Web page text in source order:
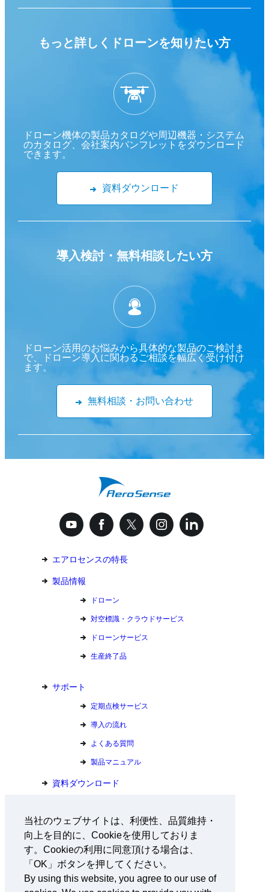
当社のウェブサイトは、利便性、品質維持・
向上を目的に、Cookieを使用しておりま
す。Cookieの利用に同意頂ける場合は、
「OK」ボタンを押してください。
By using this website, you agree to our use of
もっと詳しくドローンを知りたい方
ドローン機体の製品カタログや周辺機器・システム
のカタログ、会社案内パンフレットをダウンロード
できます。
資料ダウンロード
導入検討・ 無料相談したい方
ドローン活用のお悩みから具体的な製品のご検討ま
で、ドローン導入に関わるご相談を幅広く受け付け
ます。
無料相談・お問い合わせ
エアロセンスの特長
製品情報
ドローン
対空標識・クラウドサービス
ドローンサービス
生産終了品
サポート
定期点検サービス
導入の流れ
よくある質問
製品マニュアル
資料ダウンロード
会社情報
採用情報
ニュース